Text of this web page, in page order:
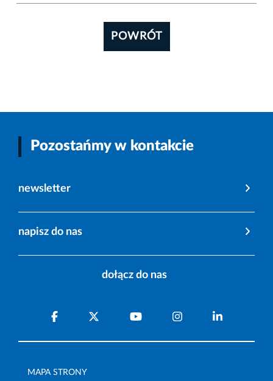
POWRÓT
Pozostańmy w kontakcie
newsletter
napisz do nas
dołącz do nas
MAPA STRONY